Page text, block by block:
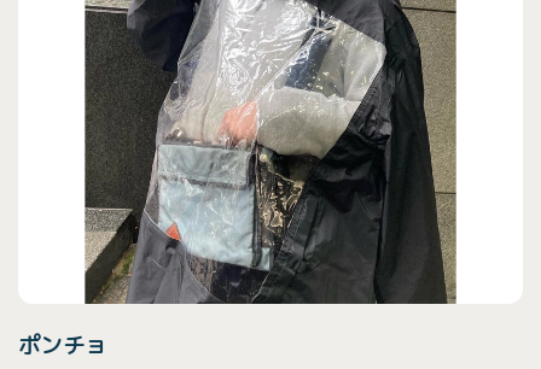
ポンチョ